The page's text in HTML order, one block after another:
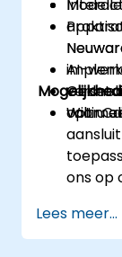
AI-
voor
Wilt u
ons op
Lees meer...